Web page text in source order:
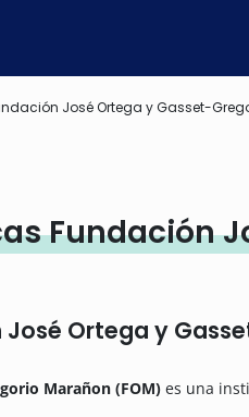
José Ortega y Gasset-
Fundación
Ortega y
Marañon (FOM) es una